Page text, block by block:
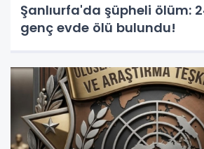
Şanlıurfa'da şüpheli ölüm:
genç evde ölü bulundu!